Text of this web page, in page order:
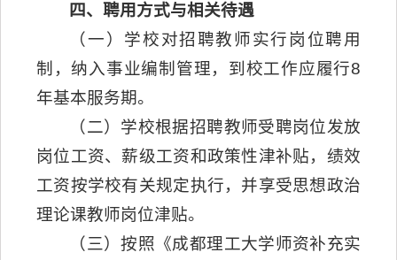
四、聘用方式与相关待遇
（一）学校对招聘教师实行岗位聘用
制，纳入事业编制管理，到校工作应履行8
年基本服务期。
（二）学校根据招聘教师受聘岗位发放
岗位工资、薪级工资和政策性津补贴，绩效
工资按学校有关规定执行，并享受思想政治
理论课教师岗位津贴。
（三）按照《成都理工大学师资补充实